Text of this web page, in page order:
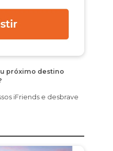
próximo destino
iFriends e desbrave